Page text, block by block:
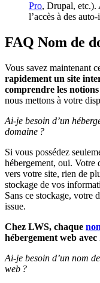
Pro, Drupal, etc.).
l’accès à des
FAQ Nom de
Vous savez maintenant
rapidement un site
comprendre les
nous mettons à votre
Ai-je besoin d’un
domaine ?
Si vous possédez
hébergement, oui. Votre
vers votre site, rien de
stockage de vos
Sans ce stockage, votre
issue.
Chez LWS, chaque
hébergement web avec
Ai-je besoin d’un nom
web ?